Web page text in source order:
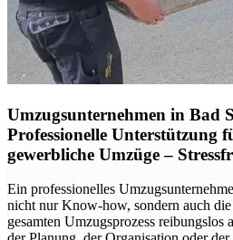
Umzugsunternehmen in Bad
Professionelle Unterstützung
gewerbliche Umzüge –
Ein professionelles
nicht nur Know-how, sondern auch
gesamten Umzugsprozess reibungslos